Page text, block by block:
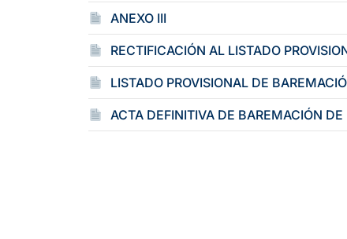
ANEXO III
RECTIFICACIÓN AL LISTADO
LISTADO PROVISIONAL DE
ACTA DEFINITIVA DE BAREMACIÓN